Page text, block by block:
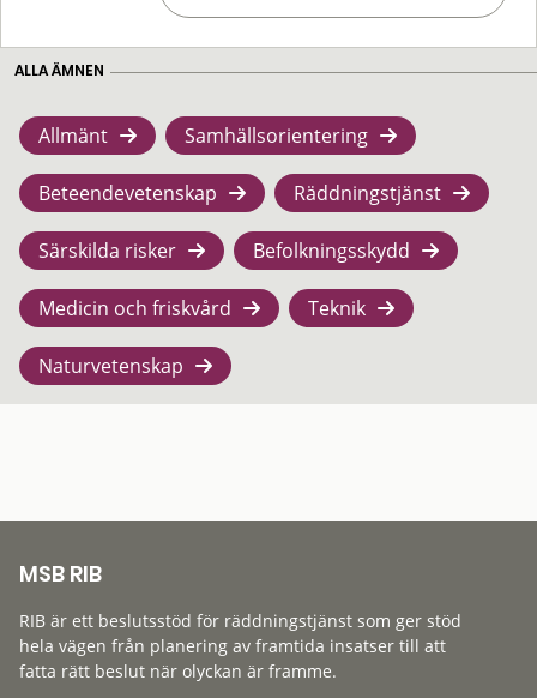
ALLA ÄMNEN
Allmänt Samhällsorientering
Beteendevetenskap Räddningstjänst
Särskilda risker Befolkningsskydd
Medicin och friskvård Teknik
Naturvetenskap
MSB RIB
RIB är ett beslutsstöd för räddningstjänst som ger stöd
hela vägen från planering av framtida insatser till att
fatta rätt beslut när olyckan är framme.